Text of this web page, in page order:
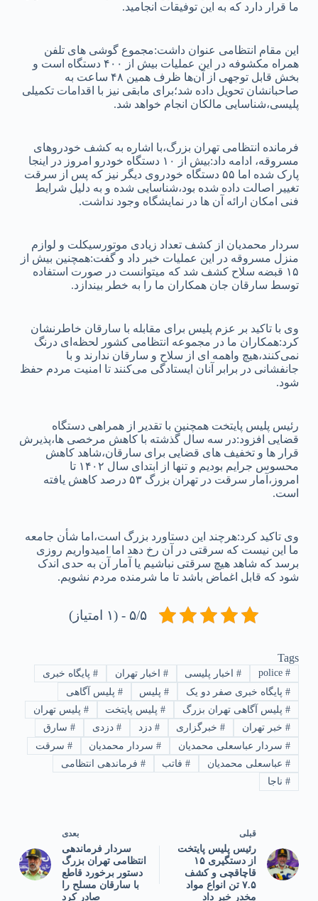
ما قرار دارد که به این توفیقات انجامید.
این مقام انتظامی عنوان داشت:مجموع گوشی‌ های تلفن
همراه مکشوفه در این عملیات بیش از ۴۰۰ دستگاه است و
بخش قابل توجهی از آن‌ها ظرف همین ۴۸ ساعت به
صاحبانشان تحویل داده شد؛برای مابقی نیز با اقدامات تکمیلی
پلیسی،شناسایی مالکان انجام خواهد شد.
فرمانده انتظامی تهران بزرگ،با اشاره به کشف خودروهای
مسروقه، ادامه داد:بیش از ۱۰ دستگاه خودرو امروز در اینجا
پارک شده اما ۵۵ دستگاه خودروی دیگر نیز که پس از سرقت
تغییر اصالت داده شده بود،شناسایی شده و به دلیل شرایط
فنی امکان ارائه آن‌ ها در نمایشگاه وجود نداشت.
سردار محمدیان از کشف تعداد زیادی موتورسیکلت و لوازم
منزل مسروقه در این عملیات خبر داد و گفت:همچنین بیش از
۱۵ قبضه سلاح کشف شد که میتوانست در صورت استفاده
توسط سارقان جان همکاران ما را به خطر بیندازد.
وی با تاکید بر عزم پلیس برای مقابله با سارقان خاطرنشان
کرد:همکاران ما در مجموعه انتظامی کشور لحظه‌ای درنگ
نمی‌کنند،هیچ واهمه‌ ای از سلاح و سارقان ندارند و با
جانفشانی در برابر آنان ایستادگی می‌کنند تا امنیت مردم حفظ
شود.
رئیس پلیس پایتخت همچنین با تقدیر از همراهی دستگاه
قضایی افزود:در سه سال گذشته با کاهش مرخصی‌ ها،پذیرش
قرار ها و تخفیف‌ های قضایی برای سارقان،شاهد کاهش
محسوس جرایم بودیم و تنها از ابتدای سال ۱۴۰۲ تا
امروز،آمار سرقت در تهران بزرگ ۵۳ درصد کاهش یافته
است.
وی تاکید کرد:هرچند این دستاورد بزرگ است،اما شأن جامعه
ما این نیست که سرقتی در آن رخ دهد اما امیدواریم روزی
برسد که شاهد هیچ سرقتی نباشیم یا آمار آن به حدی اندک
شود که قابل اغماض باشد تا ما شرمنده مردم نشویم.
۵/۵ - (۱ امتیاز)
Tags
#
police
#اخبار پلیسی # اخبار تهران # پایگاه خبری
#پایگاه خبری صفر دو یک #پلیس # پلیس آگاهی
#پلیس آگاهی تهران بزرگ #پلیس پایتخت # پلیس تهران
#خبر تهران #خبرگزاری # دزد # دزدی #سارق
#سردار عباسعلی محمدیان #سردار محمدیان # سرقت
#عباسعلی محمدیان #فاتب # فرماندهی انتظامی
#ناجا
قبلی
رئیس پلیس پایتخت
از دستگیری ۱۵
قاچاقچی و کشف
۷.۵ تن انواع مواد
مخدر خبر داد
بعدی
سردار فرماندهی
انتظامی تهران بزرگ
دستور برخورد قاطع
با سارقان مسلح را
صادر کرد